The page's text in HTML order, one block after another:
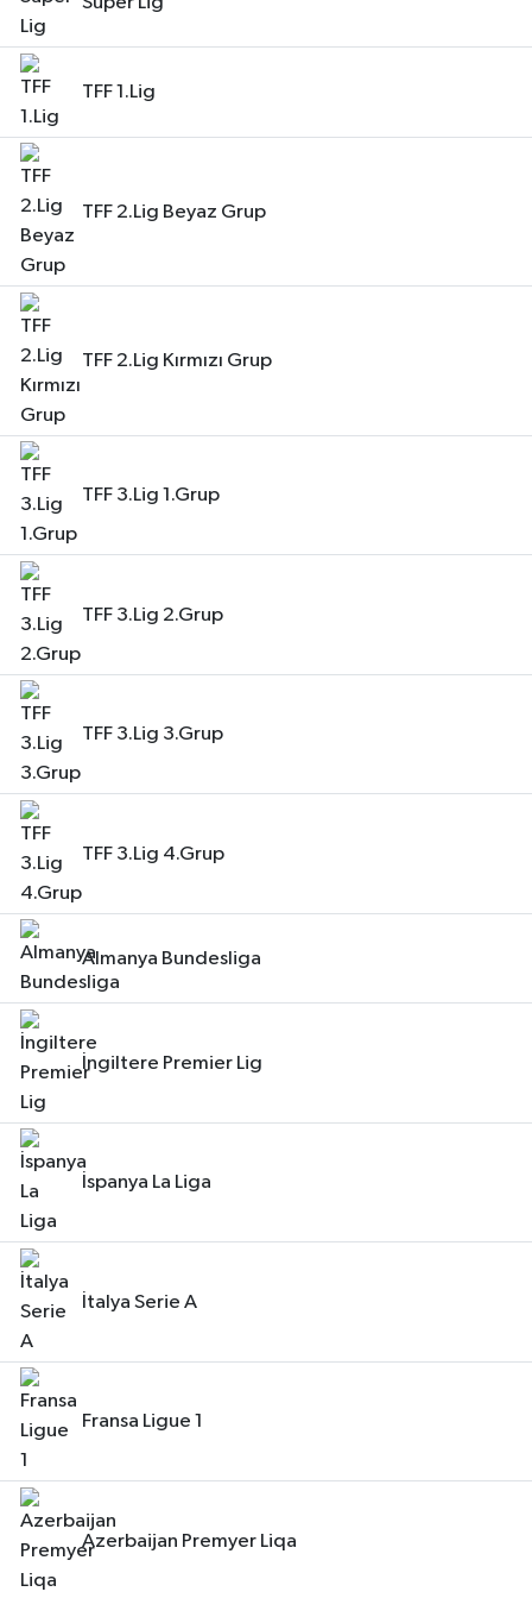
TFF 1.Lig
TFF 2.Lig Beyaz Grup
TFF 2.Lig Kırmızı Grup
TFF 3.Lig 1.Grup
TFF 3.Lig 2.Grup
TFF 3.Lig 3.Grup
TFF 3.Lig 4.Grup
Almanya Bundesliga
İngiltere Premier Lig
İspanya La Liga
İtalya Serie A
Fransa Ligue 1
Azerbaijan Premyer Liqa
Kargı
Laçin
Oğuzlar
Ortaköy
Sağlık